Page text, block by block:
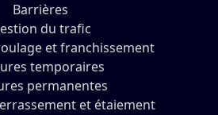
Barrières
du trafic
et franchissement
temporaires
permanentes
et étaiement